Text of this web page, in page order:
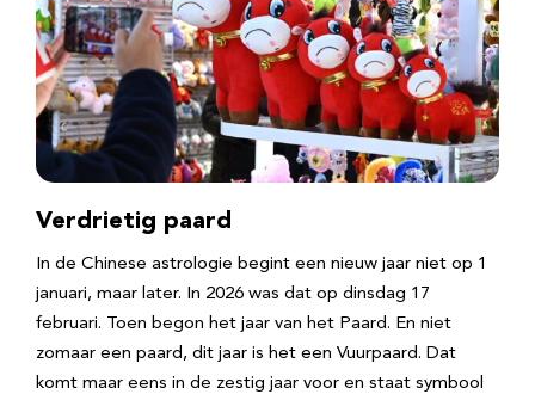
Verdrietig paard
In de Chinese astrologie begint een nieuw jaar niet op 1
januari, maar later. In 2026 was dat op dinsdag 17
februari. Toen begon het jaar van het Paard. En niet
zomaar een paard, dit jaar is het een Vuurpaard. Dat
komt maar eens in de zestig jaar voor en staat symbool